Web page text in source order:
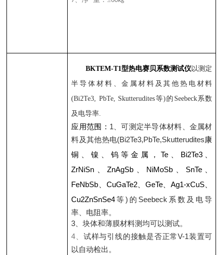
BKTEM-T1型热电赛贝系数测试仪以测定
半导体材料、金属材料及其他热电材料
(Bi2Te3, PbTe, Skutterudites等) 的 Seebeck系数
及电导率
应用范围： 1 、可测定半导体材料、金属材
料及其他热电(Bi2Te3,PbTe,Skutterudites康
铜、镍、钨等金属， Te、 Bi2Te3、
ZrNiSn 、ZnAgSb NiMoSb SnTe
FeNbSb
CuGaTe2、 GeTe、 Ag1-xCuS、
Cu2ZnSnSe4等) 的 Seebeck 系数及电导
率、电阻率。
3 、块体和薄膜材料测均可以测试。
4
试样与引线的接触是否正常V-1装置可
以自动检出。